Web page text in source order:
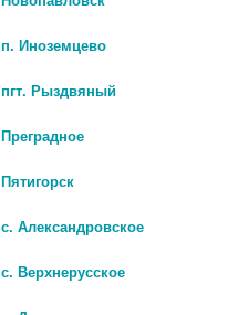
В, В/М АМП. 2994
142 руб.
п. Иноземцево
пгт. Рыздвяный
Преградное
Пятигорск
с. Александровское
с. Верхнерусское